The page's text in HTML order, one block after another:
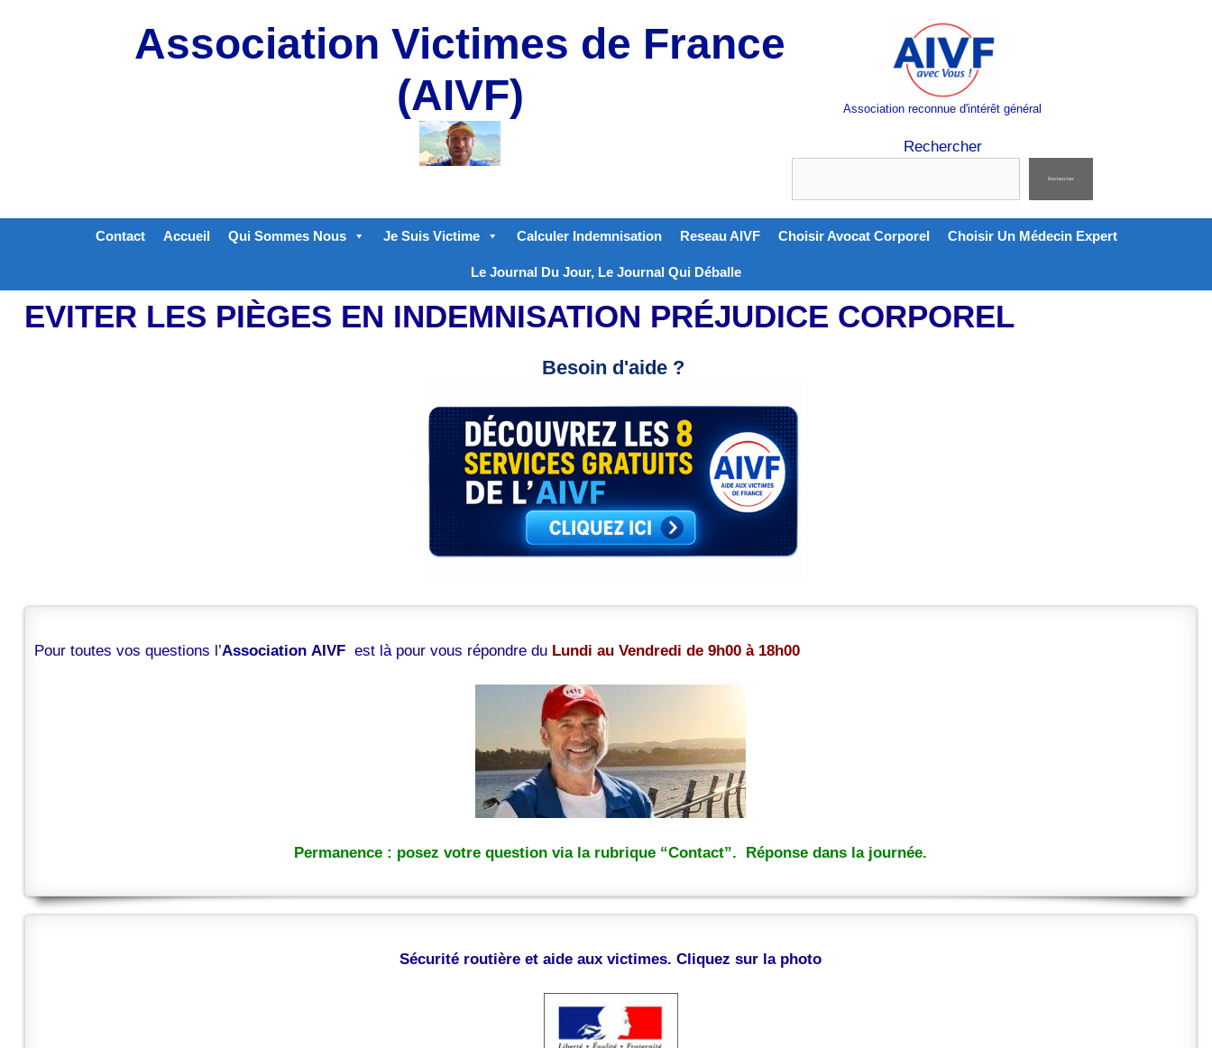
Association reconnue d'intérêt général
Rechercher
Rechercher
Association Victimes de France
(AIVF)
Contact Accueil Qui Sommes Nous Je Suis Victime Calculer Indemnisation Reseau AIVF Choisir Avocat Corporel Choisir Un Médecin Expert
Le Journal Du Jour, Le Journal Qui Déballe
EVITER LES PIÈGES EN INDEMNISATION PRÉJUDICE CORPOREL
Besoin d'aide ?
Pour toutes vos questions l’Association AIVF est là pour vous répondre du Lundi au Vendredi de 9h00 à 18h00
Permanence : posez votre question via la rubrique “Contact”. Réponse dans la journée.
Sécurité routière et aide aux victimes. Cliquez sur la photo